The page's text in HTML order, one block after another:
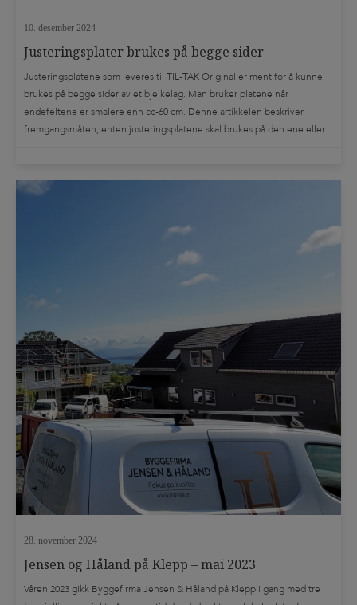
10. desember 2024
Justeringsplater brukes på begge sider
Justeringsplatene som leveres til TIL-TAK Original er ment for å kunne
brukes på begge sider av et bjelkelag. Man bruker platene når
endefeltene er smalere enn cc-60 cm. Denne artikkelen beskriver
fremgangsmåten, enten justeringsplatene skal brukes på den ene eller
28. november 2024
Jensen og Håland på Klepp – mai 2023
Våren 2023 gikk Byggefirma Jensen & Håland på Klepp i gang med tre